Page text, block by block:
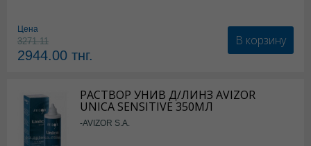
Цена
3271.11
2944.00 тнг.
В корзину
РАСТВОР УНИВ Д/ЛИНЗ AVIZOR
UNICA SENSITIVE 350МЛ
-AVIZOR S.A.